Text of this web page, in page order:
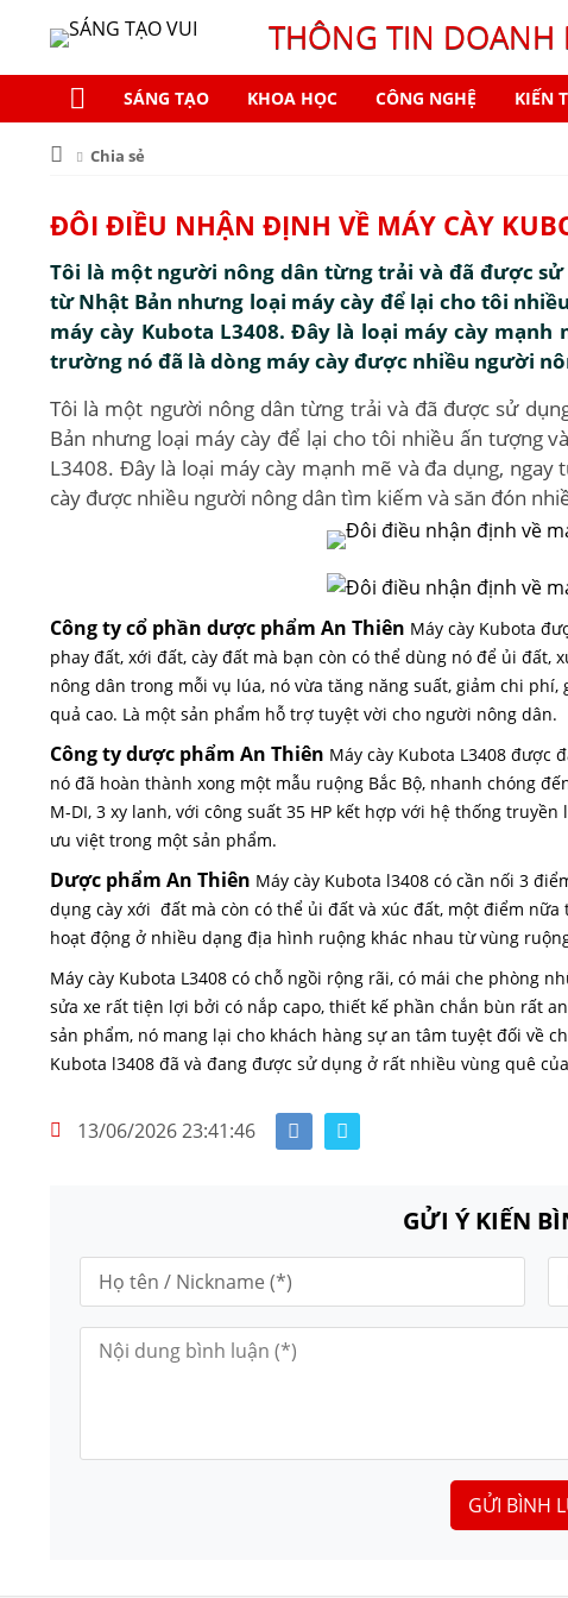
THÔNG TIN DOANH
SÁNG TẠO KHOA HỌC CÔNG NGHỆ KIẾN
Chia sẻ
ĐÔI ĐIỀU NHẬN ĐỊNH VỀ MÁY CÀY
Tôi là một người nông dân từng trải và đã được
từ Nhật Bản nhưng loại máy cày để lại cho tôi
máy cày Kubota L3408. Đây là loại máy cày
trường nó đã là dòng máy cày được nhiều người
Tôi là một người nông dân từng trải và đã được sử
Bản nhưng loại máy cày để lại cho tôi nhiều ấn tượng
L3408. Đây là loại máy cày mạnh mẽ và đa dụng,
cày được nhiều người nông dân tìm kiếm và săn đón
Công ty cổ phần dược phẩm An Thiên Máy cày Kubota
phay đất, xới đất, cày đất mà bạn còn có thể dùng nó để ủi
nông dân trong mỗi vụ lúa, nó vừa tăng năng suất, giảm chi
quả cao. Là một sản phẩm hỗ trợ tuyệt vời cho người nông dân.
Công ty dược phẩm An Thiên Máy cày Kubota L3408 được
nó đã hoàn thành xong một mẫu ruộng Bắc Bộ, nhanh chóng
M-DI, 3 xy lanh, với công suất 35 HP kết hợp với hệ thống
ưu việt trong một sản phẩm.
Dược phẩm An Thiên Máy cày Kubota l3408 có cần nối 3
dụng cày xới đất mà còn có thể ủi đất và xúc đất, một điểm
hoạt động ở nhiều dạng địa hình ruộng khác nhau từ vùng
Máy cày Kubota L3408 có chỗ ngồi rộng rãi, có mái che phòng
sửa xe rất tiện lợi bởi có nắp capo, thiết kế phần chắn bùn rất
sản phẩm, nó mang lại cho khách hàng sự an tâm tuyệt đối về
Kubota l3408 đã và đang được sử dụng ở rất nhiều vùng quê
13/06/2026 23:41:46
GỬI Ý KIẾN
GỬI BÌNH